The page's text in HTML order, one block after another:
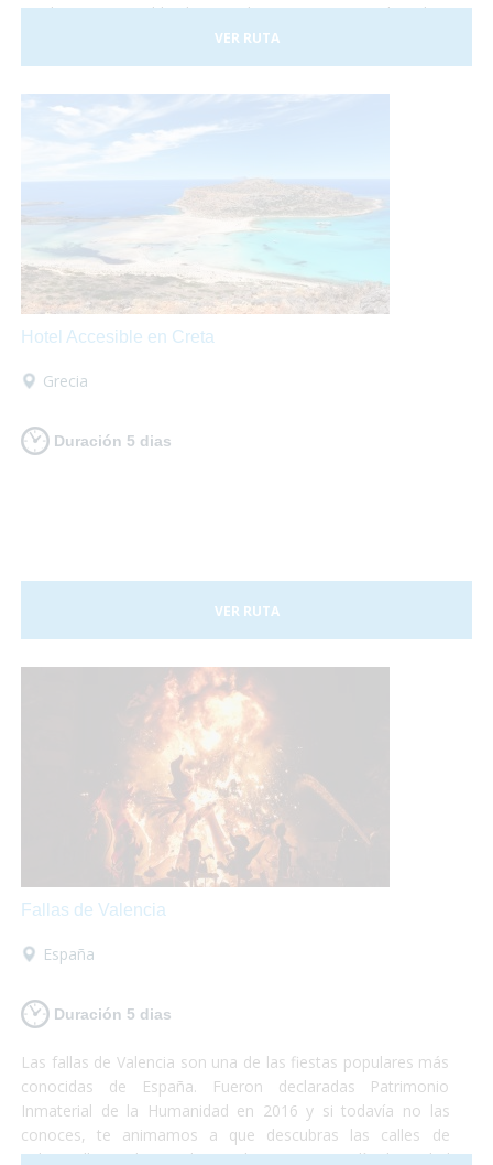
totalmente accesible de Barcelona a Roma en el cual te
embarcarás con tu propio vehículo para luego poder
conocer roma y los alrededores según te apetezca.
VER RUTA
Hotel Accesible en Creta
Grecia
Duración 5 dias
VER RUTA
Fallas de Valencia
España
Duración 5 dias
Las fallas de Valencia son una de las fiestas populares más
conocidas de España. Fueron declaradas Patrimonio
Inmaterial de la Humanidad en 2016 y si todavía no las
conoces, te animamos a que descubras las calles de
Valencia llenas de arte, luz y color. Durante 5 días la ciudad